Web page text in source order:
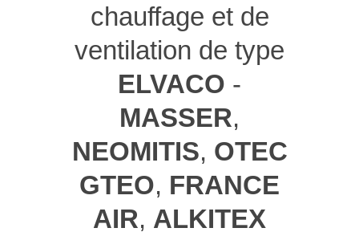
chauffage et de
ventilation de type
ELVACO -
MASSER,
NEOMITIS, OTEC
GTEO, FRANCE
AIR, ALKITEX